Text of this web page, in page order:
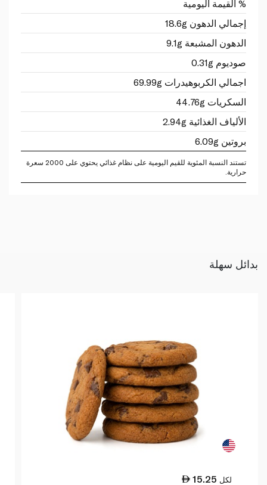
% القيمة اليومية
إجمالي الدهون 18.6g
الدهون المشبعة 9.1g
صوديوم 0.31g
اجمالي الكربوهيدرات 69.99g
السكريات 44.76g
الألياف الغذائية 2.94g
بروتين 6.09g
تستند النسبة المئوية للقيم اليومية على نظام غذائي يحتوي على 2000 سعرة
حرارية.
بدائل سهلة
15.25 لكل